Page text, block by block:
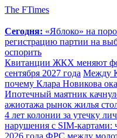
The FTimes
Сегодня: «Яблоко» на
регистрацию партии на
оспорить
Квитанции ЖКХ меняют
сентября 2027 года Между
почему Клара Новикова
Ипотечный маятник
ажиотажа рынок жилья
4 лет колонии за утечку
нарушения с SIM-картами:
2026 года ФРС между